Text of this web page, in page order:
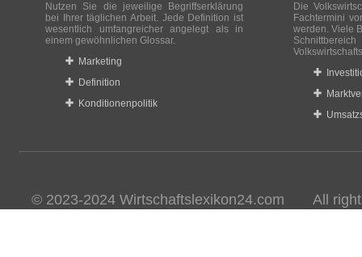
Nutzen Sie die jeweilige Begriffserklärung
bei Ihrer täglichen Arbeit. Jede Definition ist
wesentlich umfangreicher angelegt als in
einem gewöhnlichen Glossar.
Marketing
Definition
Konditionenpolitik
Die
Fachtermini
werden. Viele
© 2023-2024 Wirtschaftslexikon24.com All